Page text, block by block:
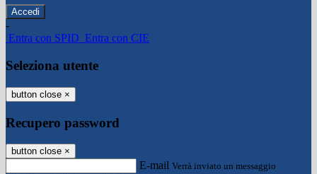
-
Entra con SPID Entra con CIE
Seleziona utente
button close ×
Recupero password
button close ×
E-mail Verrà inviato un messaggio